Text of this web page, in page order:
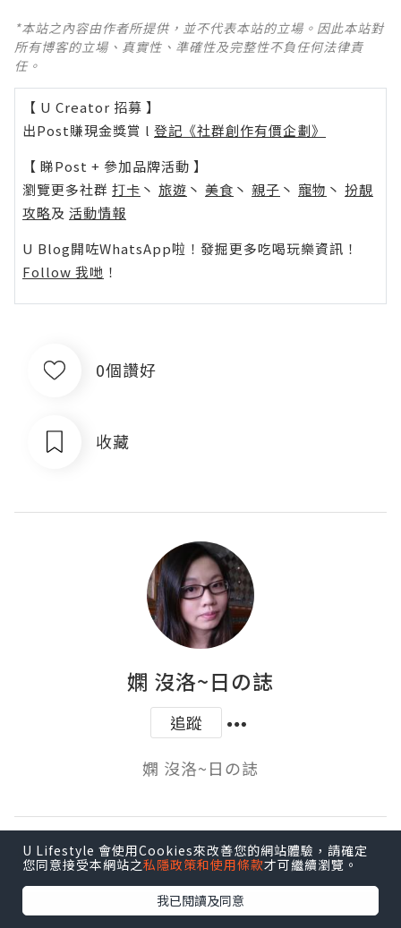
*本站之內容由作者所提供，並不代表本站的立場。因此本站對
所有博客的立場、真實性、準確性及完整性不負任何法律責
任。
【 U Creator 招募 】
出Post賺現金獎賞 l 登記《社群創作有價企劃》
【 睇Post + 參加品牌活動 】
瀏覽更多社群 打卡 丶 旅遊 丶 美食 丶 親子 丶 寵物 丶 扮靚
攻略及 活動情報
U Blog開咗WhatsApp啦！發掘更多吃喝玩樂資訊！
Follow 我哋 ！
0個讚好
收藏
嫻 沒洛~日の誌
追蹤
嫻 沒洛~日の誌
發表評論
登入發表評論
U Lifestyle 會使用Cookies來改善您的網站體驗，請確定
您同意接受本網站之私隱政策和使用條款才可繼續瀏覽。
我已閱讀及同意